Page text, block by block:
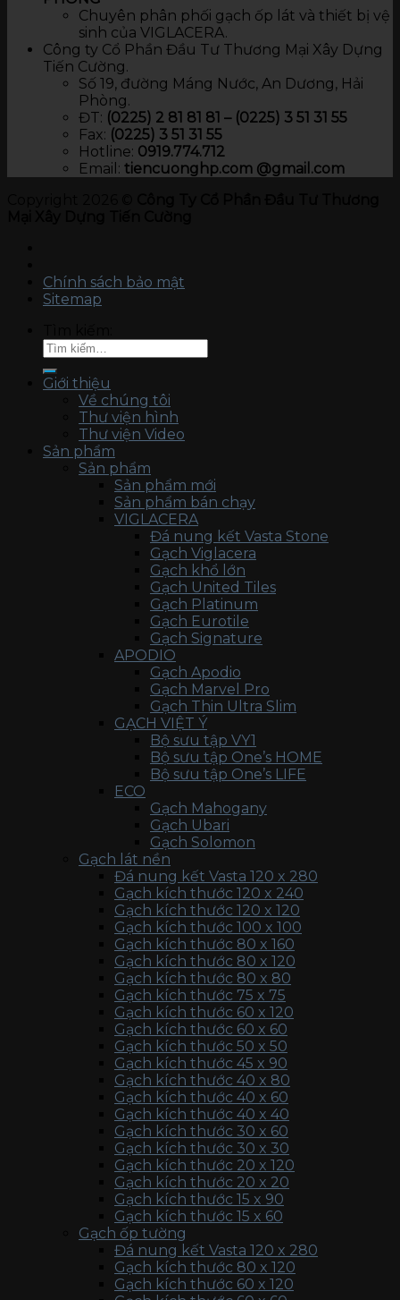
Chuyên phân phối gạch ốp lát và thiết bị vệ
sinh của VIGLACERA.
Công ty Cổ Phần Đầu Tư Thương Mại Xây Dựng
Tiến Cường.
Số 19, đường Máng Nước, An Dương, Hải
Phòng.
ĐT: (0225) 2 81 81 81 – (0225) 3 51 31 55
Fax: (0225) 3 51 31 55
Hotline: 0919.774.712​
Email: tiencuonghp.com @gmail.com
Chính sách bảo mật
Sitemap
Giới thiệu
Về chúng tôi
Thư viện hình
Thư viện Video
Sản phẩm
Sản phẩm
Sản phẩm mới
Sản phẩm bán chạy
VIGLACERA
Đá nung kết Vasta Stone
Gạch Viglacera
Gạch khổ lớn
Gạch United Tiles
Gạch Platinum
Gạch Eurotile
Gạch Signature
APODIO
Gạch Apodio
Gạch Marvel Pro
Gạch Thin Ultra Slim
GẠCH VIỆT Ý
Bộ sưu tập VY1
Bộ sưu tập One’s HOME
Bộ sưu tập One’s LIFE
ECO
Gạch Mahogany
Gạch Ubari
Gạch Solomon
Gạch lát nền
Đá nung kết Vasta 120 x 280
Gạch kích thước 120 x 240
Gạch kích thước 120 x 120
Gạch kích thước 100 x 100
Gạch kích thước 80 x 160
Gạch kích thước 80 x 120
Gạch kích thước 80 x 80
Gạch kích thước 75 x 75
Gạch kích thước 60 x 120
Gạch kích thước 60 x 60
Gạch kích thước 50 x 50
Gạch kích thước 45 x 90
Gạch kích thước 40 x 80
Gạch kích thước 40 x 60
Gạch kích thước 40 x 40
Gạch kích thước 30 x 60
Gạch kích thước 30 x 30
Gạch kích thước 20 x 120
Gạch kích thước 20 x 20
Gạch kích thước 15 x 90
Gạch kích thước 15 x 60
Gạch ốp tường
Đá nung kết Vasta 120 x 280
Gạch kích thước 80 x 120
Gạch kích thước 60 x 120